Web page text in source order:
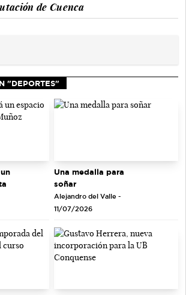
de Cuenca
"DEPORTES"
Una medalla para
soñar
Alejandro del Valle -
11/07/2026